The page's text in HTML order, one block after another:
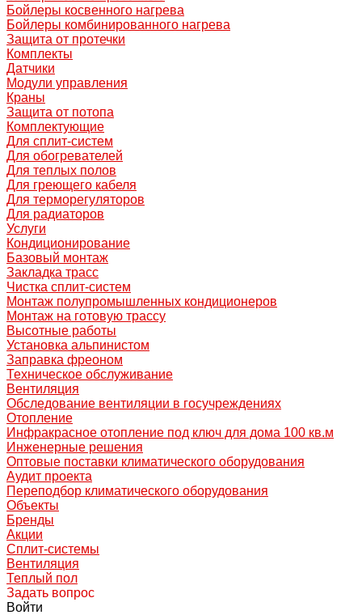
Бойлеры косвенного нагрева
Бойлеры комбинированного нагрева
Защита от протечки
Комплекты
Датчики
Модули управления
Краны
Защита от потопа
Комплектующие
Для сплит-систем
Для обогревателей
Для теплых полов
Для греющего кабеля
Для терморегуляторов
Для радиаторов
Услуги
Кондиционирование
Базовый монтаж
Закладка трасс
Чистка сплит-систем
Монтаж полупромышленных кондиционеров
Монтаж на готовую трассу
Высотные работы
Установка альпинистом
Заправка фреоном
Техническое обслуживание
Вентиляция
Обследование вентиляции в госучреждениях
Отопление
Инфракрасное отопление под ключ для дома 100 кв.м
Инженерные решения
Оптовые поставки климатического оборудования
Аудит проекта
Переподбор климатического оборудования
Объекты
Бренды
Акции
Сплит-системы
Вентиляция
Теплый пол
Задать вопрос
Войти